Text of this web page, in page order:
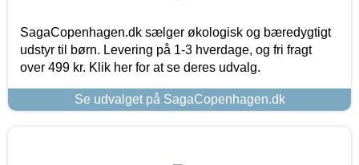
SagaCopenhagen.dk sælger økologisk og bæredygtigt
udstyr til børn. Levering på 1-3 hverdage, og fri fragt
over 499 kr. Klik her for at se deres udvalg.
Se udvalget på SagaCopenhagen.dk